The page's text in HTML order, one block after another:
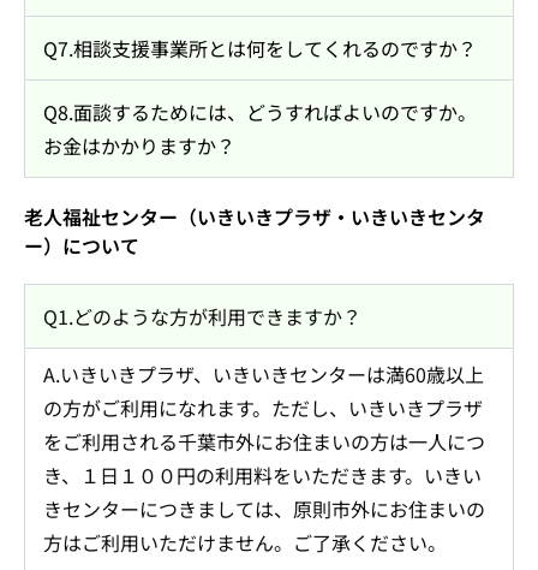
Q7.相談支援事業所とは何をしてくれるのですか？
Q8.面談するためには、どうすればよいのですか。
お金はかかりますか？
老人福祉センター（いきいきプラザ・いきいきセンタ
ー）について
Q1.どのような方が利用できますか？
A.いきいきプラザ、いきいきセンターは満60歳以上
の方がご利用になれます。ただし、いきいきプラザ
をご利用される千葉市外にお住まいの方は一人につ
き、１日１００円の利用料をいただきます。いきい
きセンターにつきましては、原則市外にお住まいの
方はご利用いただけません。ご了承ください。